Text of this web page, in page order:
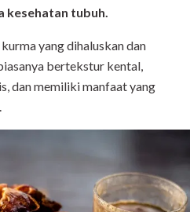
kesehatan tubuh.
yang dihaluskan dan
bertekstur kental,
dan memiliki manfaat yang
.